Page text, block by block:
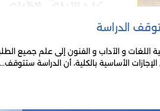
الدراسة
اللغات و الآداب و الفنون إلى علم جميع
الأساسية بالكلية، أن الدراسة ستتوقف...